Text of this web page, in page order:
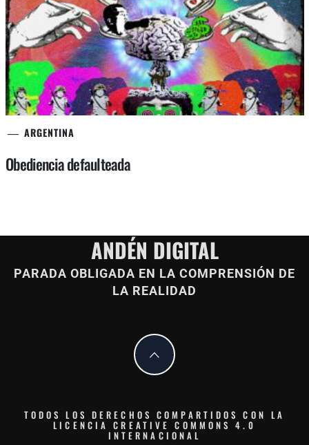
ARGENTINA
Obediencia defaulteada
ANDÉN DIGITAL
PARADA OBLIGADA EN LA COMPRENSIÓN DE
LA REALIDAD
TODOS LOS DERECHOS COMPARTIDOS CON LA
LICENCIA CREATIVE COMMONS 4.0
INTERNACIONAL